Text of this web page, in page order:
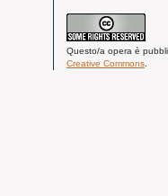
Questo/a opera è
Creative Commons